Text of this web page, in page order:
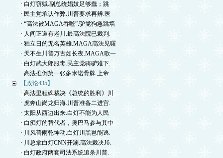
· 白灯窃贼.副总统娼妓足够蠢；跳
· 民主党承认作弊.川普要求再辨.医
· “高法被MAGA吞噬”.驴党狗急跳墙
· 人间正道有老川.最高法院已裁判.
· 独立日的无名英雄.MAGA高法见曙
· 天不生川普万古如长夜.MAGA歌一
· 白灯武大郎服毒.民主党骑驴难下.
· 高法推倒第一张多米诺骨牌.上帝
【政论435】
· 高法里程碑裁决《总统的胜利》川
· 虎奔山岗龙归海.川普准备二进宫.
· 太阳从西边出来.白灯不能为人民
· 白痴灯的替代者，奥巴马参与其中
· 川风普雨乾坤动.白灯川黑岂能逃.
· 川总拿白灯CNN开涮.高法裁决J6.
· 白灯政府两套司法系统追杀川普.